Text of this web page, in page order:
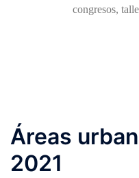
congresos,
Áreas
2021